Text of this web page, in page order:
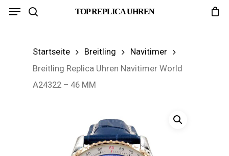
Skip
TOP REPLICA UHREN
Menu
Startseite Breitling
Navitimer
Breitling Replica Uhren Navitimer World
A24322 – 46 MM